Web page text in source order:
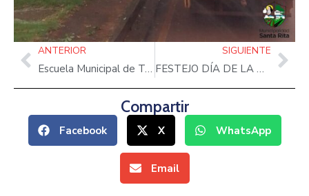
ANTERIOR
Escuela Municipal de Tenis
SIGUIENTE
FESTEJO DÍA DE LA MUJER PARAGUAYA
Compartir
Facebook X WhatsApp
Email